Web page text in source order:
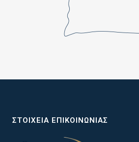
ΣΤΟΙΧΕΊΑ ΕΠΙΚΟΙΝΩΝΊΑΣ